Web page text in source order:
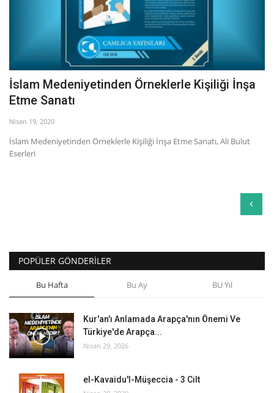
İslam Medeniyetinden Örneklerle Kişiliği İnşa
Etme Sanatı
Nisan 19, 2020
İslam Medeniyetinden Örneklerle Kişiliği İnşa Etme Sanatı, Ali Bulut
Eserleri
‹
POPÜLER GÖNDERILER
Bu Hafta Bu Ay BU Yıl
Kur'an'ı Anlamada Arapça'nın Önemi Ve
Türkiye'de Arapça...
Nisan 29, 2026
el-Kavaidu'l-Müşeccia - 3 Cilt